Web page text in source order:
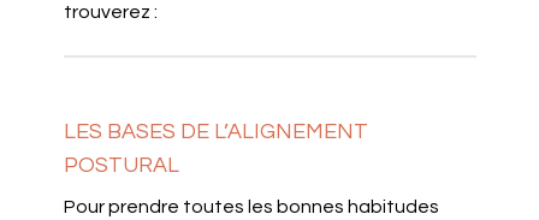
trouverez :
LES BASES DE L’ALIGNEMENT
POSTURAL
Pour prendre toutes les bonnes habitudes